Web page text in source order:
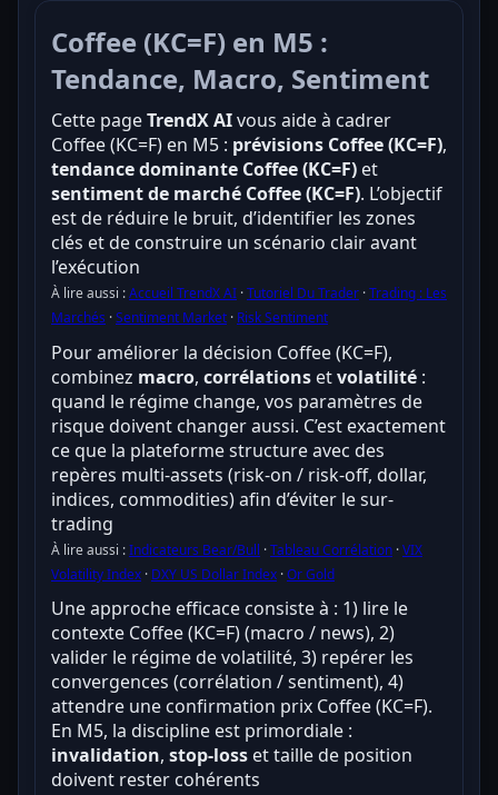
Coffee (KC=F) en M5 :
Tendance, Macro, Sentiment
Cette pageTrendX AIvous aide à cadrer
Coffee (KC=F) en M5 : prévisions Coffee (KC=F),
tendance dominante Coffee (KC=F) et
sentiment de marché Coffee (KC=F). L’objectif
est de réduire le bruit, d’identifier les zones
clés et de construire un scénario clair avant
l’exécution
À lire aussi :Accueil TrendX AI ·Tutoriel Du Trader ·Trading : Les
Marchés ·Sentiment Market · Risk Sentiment
Pour améliorer la décision Coffee (KC=F),
combinez macro, corrélations etvolatilité :
quand le régime change, vos paramètres de
risque doivent changer aussi. C’est exactement
ce que la plateforme structure avec des
repères multi-assets (risk-on / risk-off, dollar,
indices, commodities) afin d’éviter le sur-
trading
À lire aussi :Indicateurs Bear/Bull ·Tableau Corrélation ·VIX
Volatility Index · DXY US Dollar Index ·Or Gold
Une approche efficace consiste à : 1) lire le
contexte Coffee (KC=F) (macro / news), 2)
valider le régime de volatilité, 3) repérer les
convergences (corrélation / sentiment), 4)
attendre une confirmation prix Coffee (KC=F).
En M5, la discipline est primordiale :
invalidation, stop-loss et taille de position
doivent rester cohérents